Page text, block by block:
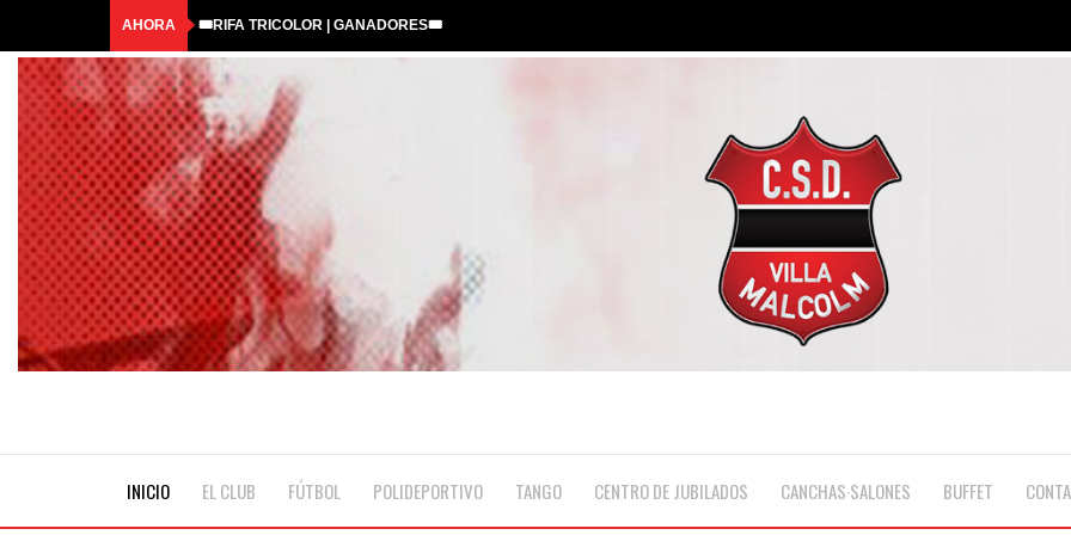
AHORA 🎟️RIFA TRICOLOR | GANADORES🎟️
☀️¡LLEGÓ LA COLONIA DE MALCOLM!💦
BAR ABIERTO #29*
COMUNICADO OFICIAL
HASTA SIEMPRE, QUERIDO ANTONIO
INICIO EL CLUB FÚTBOL POLIDEPORTIVO TANGO CENTRO DE JUBILADOS CANCHAS·SALONES BUFFET